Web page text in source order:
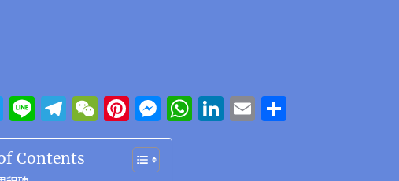
T
w
it
Li
n
e
T
el
e
W
e
Pi
n
te
M
e
W Li E 分
Contents